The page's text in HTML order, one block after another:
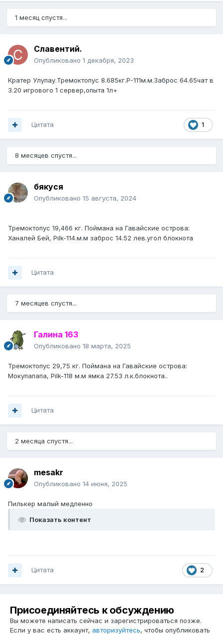
1 месяц спустя...
Славентий.
Опубликовано 1 декабря, 2023
Кратер Улупау.Тремоктопус 8.685кг.Р-111м.м.Заброс 64.65чат в
3.20 игрового 1 сервер,опыта 1л+
1
Цитата
8 месяцев спустя...
бякуся
Опубликовано 15 августа, 2024
Тремоктопус 19,466 кг. Поймана на Гавайские острова:
Ханалей Бей, Pilk-114.м.м заброс 14.52 лев.угол блокнота
Цитата
7 месяцев спустя...
Галина 163
Опубликовано 18 марта, 2025
Тремоктопус 29,75 кг. Поймана на Гавайские острова:
Мокупапапа, Pilk-118 м.м ямка 27.53 л.к.блокнота..
Цитата
2 месяца спустя...
mesakr
Опубликовано 14 июня, 2025
Пилькер малый медленно
Показать контент
2
Цитата
Присоединяйтесь к обсуждению
Вы можете написать сейчас и зарегистрироваться позже.
Если у вас есть аккаунт, авторизуйтесь, чтобы опубликовать